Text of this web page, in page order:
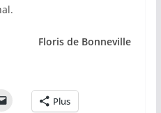
Floris de Bonneville
Plus